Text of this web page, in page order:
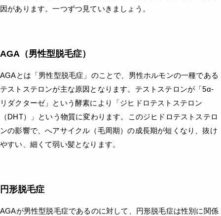
因があります。一つずつ見ていきましょう。
AGA（男性型脱毛症）
AGAとは「男性型脱毛症」のことで、男性ホルモンの一種である
テストステロンが主な原因となります。テストステロンが「5α-
リダクターゼ」という酵素により「ジヒドロテストステロン
（DHT）」という物質に変わります。このジヒドロテストステロ
ンの影響で、へアサイクル（毛周期）の成長期が短くなり、抜け
やすい、細くて弱い髪となります。
円形脱毛症
AGAが男性型脱毛症であるのに対して、円形脱毛症は性別に関係